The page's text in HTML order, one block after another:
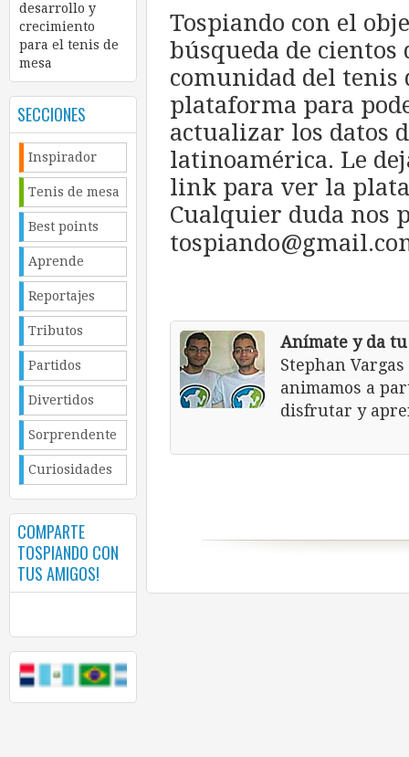
desarrollo y
crecimiento
para el tenis de
mesa
SECCIONES
Inspirador
Tenis de mesa
Best points
Aprende
Reportajes
Tributos
Partidos
Divertidos
Sorprendente
Curiosidades
COMPARTE
TOSPIANDO CON
TUS AMIGOS!
Tospiando con el
búsqueda de
comunidad del tenis
plataforma para
actualizar los datos
latinoamérica. Le
link para ver la
Cualquier duda nos
Anímate y da
Stephan
animamos a
disfrutar y